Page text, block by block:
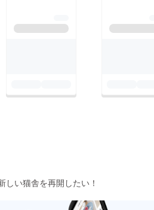
しい猫舎を再開したい！